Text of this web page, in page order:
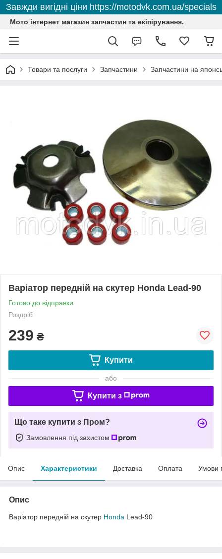
Завжди вигідні ціни https://motodvk.com.ua/specials
Мото інтернет магазин запчастин та екіпірування.
Товари та послуги Запчастини Запчастини на
Варіатор передній на скутер Honda Lead-90
Готово до відправки
Роздріб
239 ₴
Купити
або
Купити з
Що таке купити з Пром?
Замовлення під захистом
Опис Характеристики Доставка Оплата Умови
Опис
Варіатор передній на скутер Honda Lead-90